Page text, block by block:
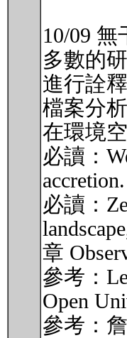
10/09
多數的
進行詮
檔案分
在環境
必讀：
必讀：
章
參考：
Open
參考：